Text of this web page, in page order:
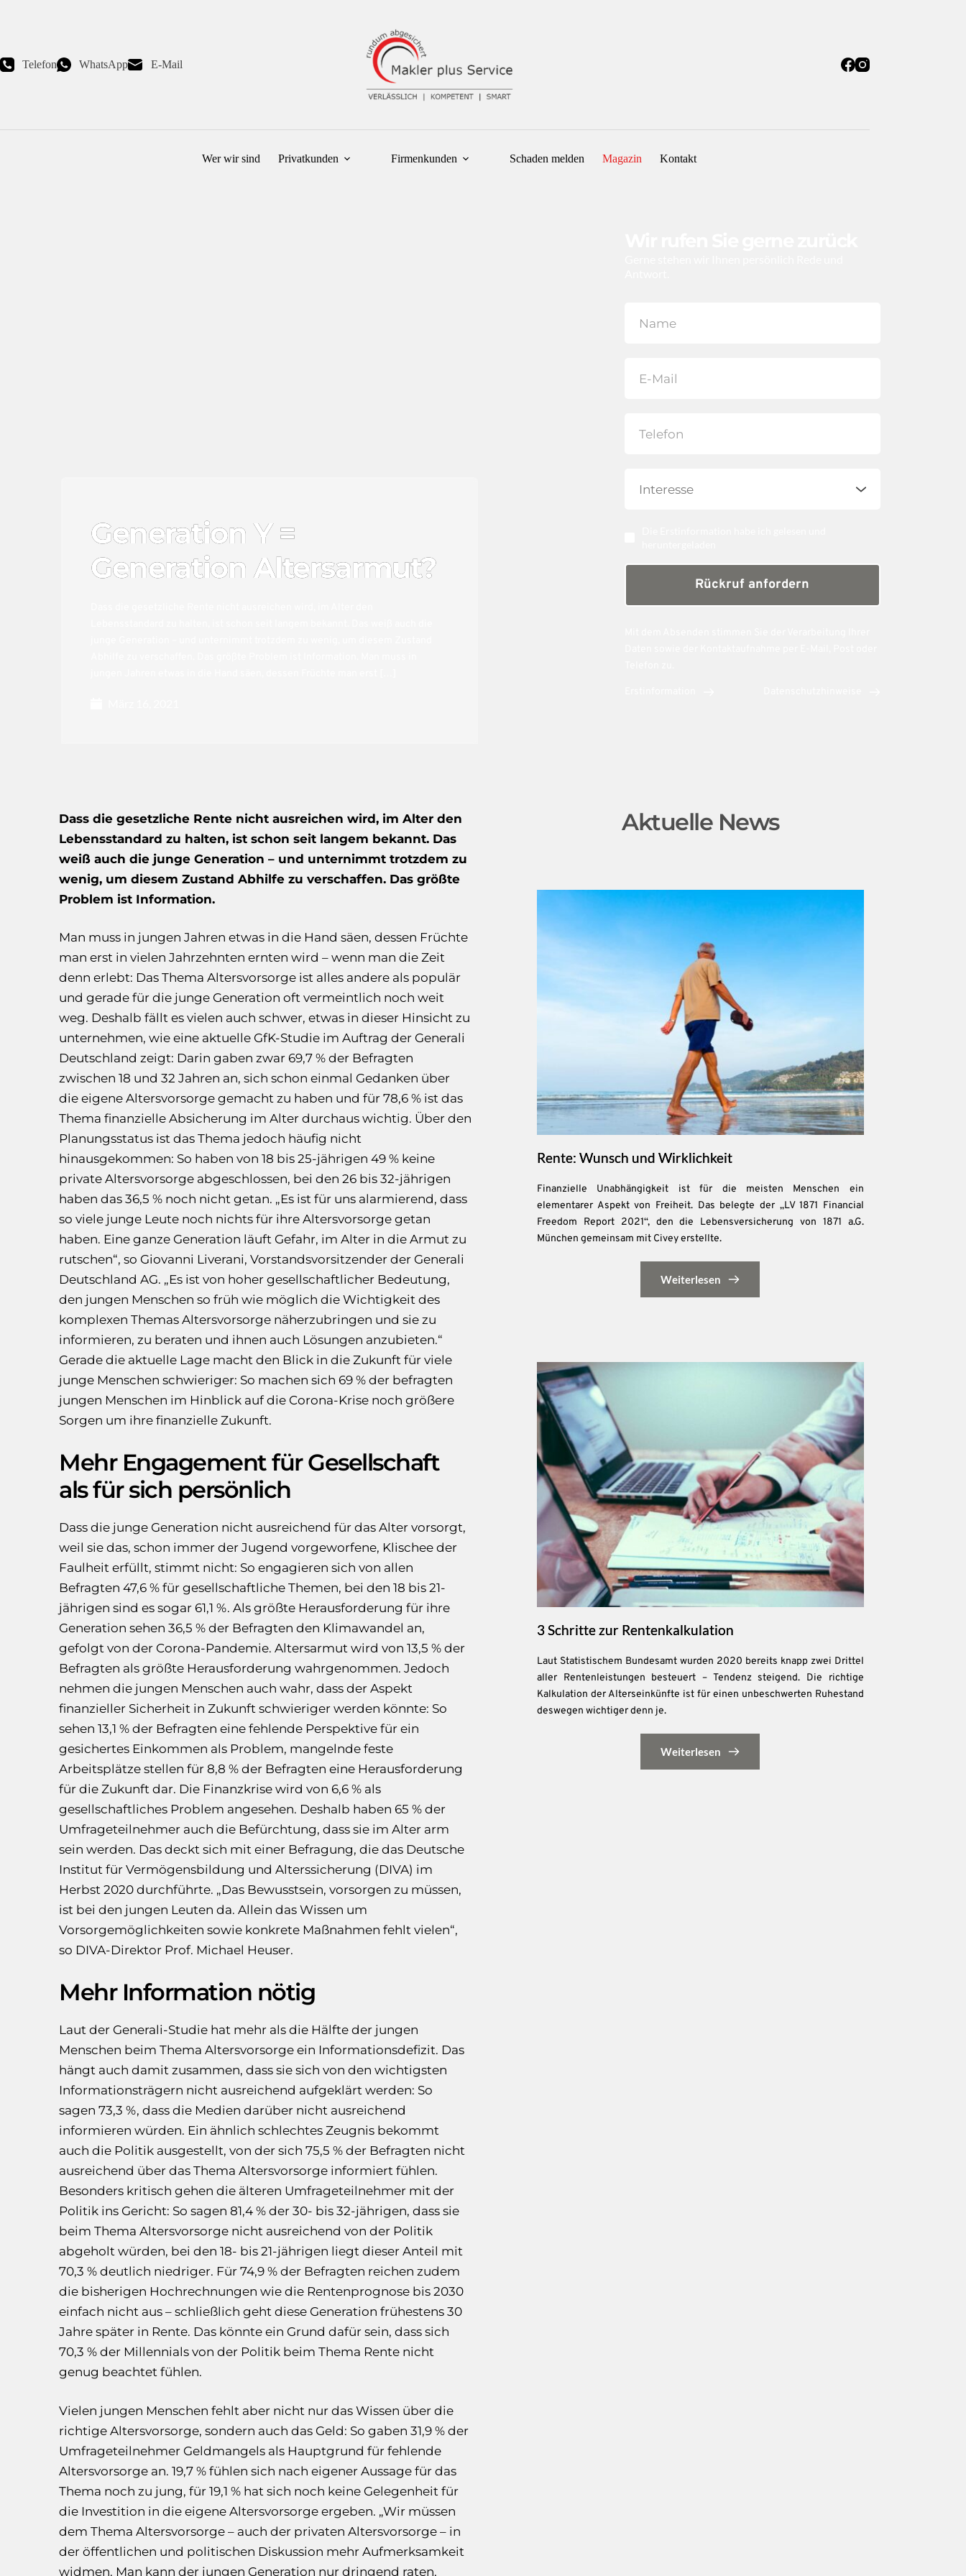
Telefon WhatsApp E-Mail
Wer wir sind Privatkunden Firmenkunden Schaden melden Magazin Kontakt
Generation Y =
Generation Altersarmut?
Rückruf anfordern
Dass die gesetzliche Rente nicht ausreichen wird, im Alter den
Lebensstandard zu halten, ist schon seit langem bekannt. Das
weiß auch die junge Generation – und unternimmt trotzdem zu
wenig, um diesem Zustand Abhilfe zu verschaffen. Das größte
Problem ist Information.
Man muss in jungen Jahren etwas in die Hand säen, dessen Früchte
man erst in vielen Jahrzehnten ernten wird – wenn man die Zeit
denn erlebt: Das Thema Altersvorsorge ist alles andere als populär
und gerade für die junge Generation oft vermeintlich noch weit
weg. Deshalb fällt es vielen auch schwer, etwas in dieser Hinsicht zu
unternehmen, wie eine aktuelle GfK-Studie im Auftrag der Generali
Deutschland zeigt: Darin gaben zwar 69,7 % der Befragten
zwischen 18 und 32 Jahren an, sich schon einmal Gedanken über
die eigene Altersvorsorge gemacht zu haben und für 78,6 % ist das
Thema finanzielle Absicherung im Alter durchaus wichtig. Über den
Planungsstatus ist das Thema jedoch häufig nicht
hinausgekommen: So haben von 18 bis 25-jährigen 49 % keine
private Altersvorsorge abgeschlossen, bei den 26 bis 32-jährigen
haben das 36,5 % noch nicht getan. „Es ist für uns alarmierend, dass
so viele junge Leute noch nichts für ihre Altersvorsorge getan
haben. Eine ganze Generation läuft Gefahr, im Alter in die Armut zu
rutschen“, so Giovanni Liverani, Vorstandsvorsitzender der Generali
Deutschland AG. „Es ist von hoher gesellschaftlicher Bedeutung,
den jungen Menschen so früh wie möglich die Wichtigkeit des
komplexen Themas Altersvorsorge näherzubringen und sie zu
informieren, zu beraten und ihnen auch Lösungen anzubieten.“
Gerade die aktuelle Lage macht den Blick in die Zukunft für viele
junge Menschen schwieriger: So machen sich 69 % der befragten
jungen Menschen im Hinblick auf die Corona-Krise noch größere
Sorgen um ihre finanzielle Zukunft.
Mehr Engagement für Gesellschaft
als für sich persönlich
Dass die junge Generation nicht ausreichend für das Alter vorsorgt,
weil sie das, schon immer der Jugend vorgeworfene, Klischee der
Faulheit erfüllt, stimmt nicht: So engagieren sich von allen
Befragten 47,6 % für gesellschaftliche Themen, bei den 18 bis 21-
jährigen sind es sogar 61,1 %. Als größte Herausforderung für ihre
Generation sehen 36,5 % der Befragten den Klimawandel an,
gefolgt von der Corona-Pandemie. Altersarmut wird von 13,5 % der
Befragten als größte Herausforderung wahrgenommen. Jedoch
nehmen die jungen Menschen auch wahr, dass der Aspekt
finanzieller Sicherheit in Zukunft schwieriger werden könnte: So
sehen 13,1 % der Befragten eine fehlende Perspektive für ein
gesichertes Einkommen als Problem, mangelnde feste
Arbeitsplätze stellen für 8,8 % der Befragten eine Herausforderung
für die Zukunft dar. Die Finanzkrise wird von 6,6 % als
gesellschaftliches Problem angesehen. Deshalb haben 65 % der
Umfrageteilnehmer auch die Befürchtung, dass sie im Alter arm
sein werden. Das deckt sich mit einer Befragung, die das Deutsche
Institut für Vermögensbildung und Alterssicherung (DIVA) im
Herbst 2020 durchführte. „Das Bewusstsein, vorsorgen zu müssen,
ist bei den jungen Leuten da. Allein das Wissen um
Vorsorgemöglichkeiten sowie konkrete Maßnahmen fehlt vielen“,
so DIVA-Direktor Prof. Michael Heuser.
Mehr Information nötig
Laut der Generali-Studie hat mehr als die Hälfte der jungen
Menschen beim Thema Altersvorsorge ein Informationsdefizit. Das
hängt auch damit zusammen, dass sie sich von den wichtigsten
Informationsträgern nicht ausreichend aufgeklärt werden: So
sagen 73,3 %, dass die Medien darüber nicht ausreichend
informieren würden. Ein ähnlich schlechtes Zeugnis bekommt
auch die Politik ausgestellt, von der sich 75,5 % der Befragten nicht
ausreichend über das Thema Altersvorsorge informiert fühlen.
Besonders kritisch gehen die älteren Umfrageteilnehmer mit der
Politik ins Gericht: So sagen 81,4 % der 30- bis 32-jährigen, dass sie
beim Thema Altersvorsorge nicht ausreichend von der Politik
abgeholt würden, bei den 18- bis 21-jährigen liegt dieser Anteil mit
70,3 % deutlich niedriger. Für 74,9 % der Befragten reichen zudem
die bisherigen Hochrechnungen wie die Rentenprognose bis 2030
einfach nicht aus – schließlich geht diese Generation frühestens 30
Jahre später in Rente. Das könnte ein Grund dafür sein, dass sich
70,3 % der Millennials von der Politik beim Thema Rente nicht
genug beachtet fühlen.
Vielen jungen Menschen fehlt aber nicht nur das Wissen über die
richtige Altersvorsorge, sondern auch das Geld: So gaben 31,9 % der
Umfrageteilnehmer Geldmangels als Hauptgrund für fehlende
Altersvorsorge an. 19,7 % fühlen sich nach eigener Aussage für das
Thema noch zu jung, für 19,1 % hat sich noch keine Gelegenheit für
die Investition in die eigene Altersvorsorge ergeben. „Wir müssen
dem Thema Altersvorsorge – auch der privaten Altersvorsorge – in
der öffentlichen und politischen Diskussion mehr Aufmerksamkeit
widmen. Man kann der jungen Generation nur dringend raten,
Aktuelle News
Rente: Wunsch und Wirklichkeit
Finanzielle Unabhängigkeit ist für die meisten Menschen ein
elementarer Aspekt von Freiheit. Das belegte der „LV 1871 Financial
Freedom Report 2021“, den die Lebensversicherung von 1871 a.G.
München gemeinsam mit Civey erstellte.
Weiterlesen
3 Schritte zur Rentenkalkulation
Laut Statistischem Bundesamt wurden 2020 bereits knapp zwei Drittel
aller Rentenleistungen besteuert – Tendenz steigend. Die richtige
Kalkulation der Alterseinkünfte ist für einen unbeschwerten Ruhestand
deswegen wichtiger denn je.
Weiterlesen